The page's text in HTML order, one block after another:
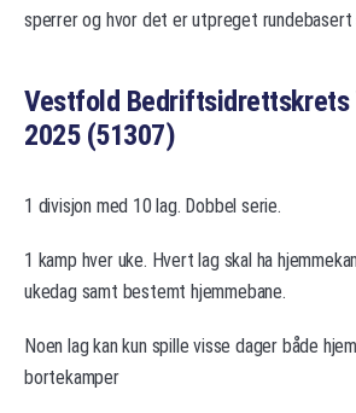
sperrer og hvor det er utpreget rundebasert
Vestfold Bedriftsidrettskrets
2025 (51307)
1 divisjon med 10 lag. Dobbel serie.
1 kamp hver uke. Hvert lag skal ha
ukedag samt bestemt hjemmebane.
Noen lag kan kun spille visse dager både
bortekamper